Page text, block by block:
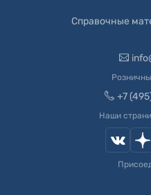
Справочные
+7
Наши